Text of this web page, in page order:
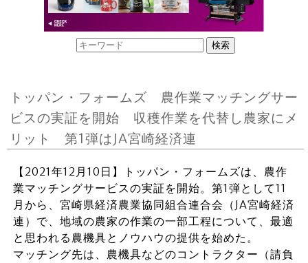
トッパン・フォームズ 農作業マッチングサー
ビスの実証を開始 収穫作業を代替し農家にメ
リット 第1弾はJA宮崎経済連
【2021年12月10日】トッパン・フォームズは、農作
業マッチングサービスの実証を開始。第1弾として11
月から、宮崎県経済農業協同組合連合会（JA宮崎経済
連）で、地域の農家の作業の一部工程について、最適
と思われる農機具とノウハウの提供を始めた。
マッチング先は、農機具などのコントラクター（請負